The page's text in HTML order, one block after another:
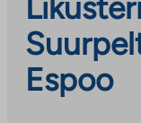
Espoo